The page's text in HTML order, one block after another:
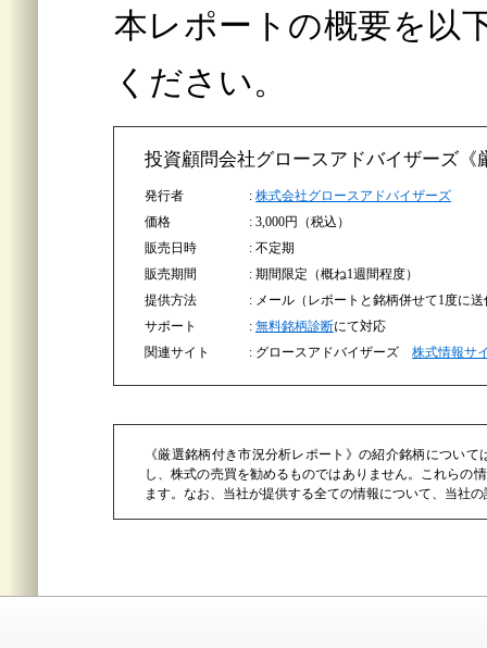
本レポートの概要を以
ください。
投資顧問会社グロースアドバイザーズ
発行者 株式会社グロースアドバイザーズ
価格
3,000円（税込）
販売日時
不定期
販売期間
期間限定（概ね1週間程度）
提供方法
メール（レポートと銘柄併せて1度に
サポート
無料銘柄診断にて対応
関連サイト
グロースアドバイザーズ 株式情報サ
《厳選銘柄付き市況分析レポート》の紹介銘柄につい
し、株式の売買を勧めるものではありません。これらの
ます。なお、当社が提供する全ての情報について、当社